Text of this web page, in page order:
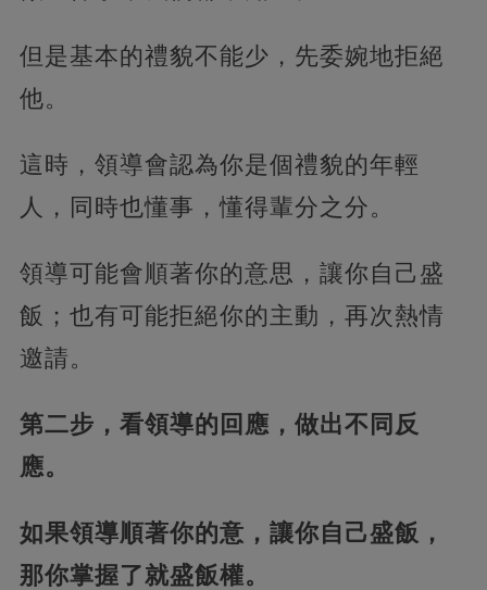
但是基本的禮貌不能少，先委婉地拒絕
他。
這時，領導會認為你是個禮貌的年輕
人，同時也懂事，懂得輩分之分。
領導可能會順著你的意思，讓你自己盛
飯；也有可能拒絕你的主動，再次熱情
邀請。
第二步，看領導的回應，做出不同反
應。
如果領導順著你的意，讓你自己盛飯，
那你掌握了就盛飯權。